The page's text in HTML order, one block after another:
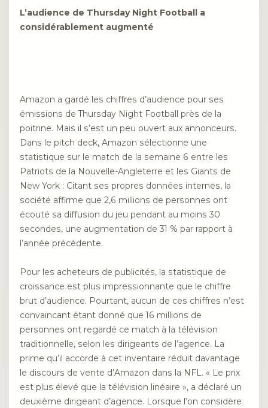
L’audience de Thursday Night Football a
considérablement augmenté
Amazon a gardé les chiffres d’audience pour ses
émissions de Thursday Night Football près de la
poitrine. Mais il s’est un peu ouvert aux annonceurs.
Dans le pitch deck, Amazon sélectionne une
statistique sur le match de la semaine 6 entre les
Patriots de la Nouvelle-Angleterre et les Giants de
New York : Citant ses propres données internes, la
société affirme que 2,6 millions de personnes ont
écouté sa diffusion du jeu pendant au moins 30
secondes, une augmentation de 31 % par rapport à
l’année précédente.
Pour les acheteurs de publicités, la statistique de
croissance est plus impressionnante que le chiffre
brut d’audience. Pourtant, aucun de ces chiffres n’est
convaincant étant donné que 16 millions de
personnes ont regardé ce match à la télévision
traditionnelle, selon les dirigeants de l’agence. La
prime qu’il accorde à cet inventaire réduit davantage
le discours de vente d’Amazon dans la NFL. « Le prix
est plus élevé que la télévision linéaire », a déclaré un
deuxième dirigeant d’agence. Lorsque l’on considère